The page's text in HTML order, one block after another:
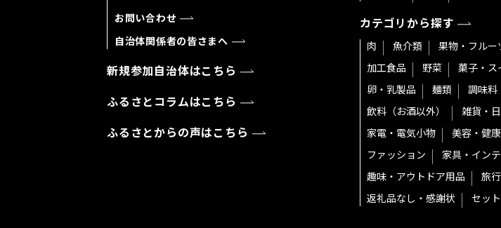
お問い合わせ
自治体関係者の皆さまへ
新規参加自治体はこちら
ふるさとコラムはこちら
ふるさとからの声はこちら
カテゴリから探す
肉 魚介類 果物・フルー
加工食品
野菜
菓子・ス
卵・乳製品
麺類 調味料
飲料（お酒以外）
雑貨・
家電・電気小物
美容・健康
ファッション
家具・イン
趣味・アウトドア用品
旅
返礼品なし・感謝状
セッ